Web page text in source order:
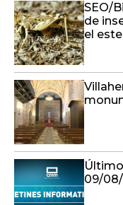
SEO/
de
el
09/